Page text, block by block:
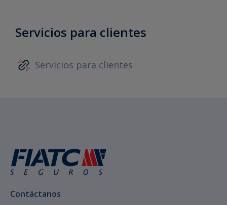
Servicios para clientes
Servicios para clientes
Contáctanos